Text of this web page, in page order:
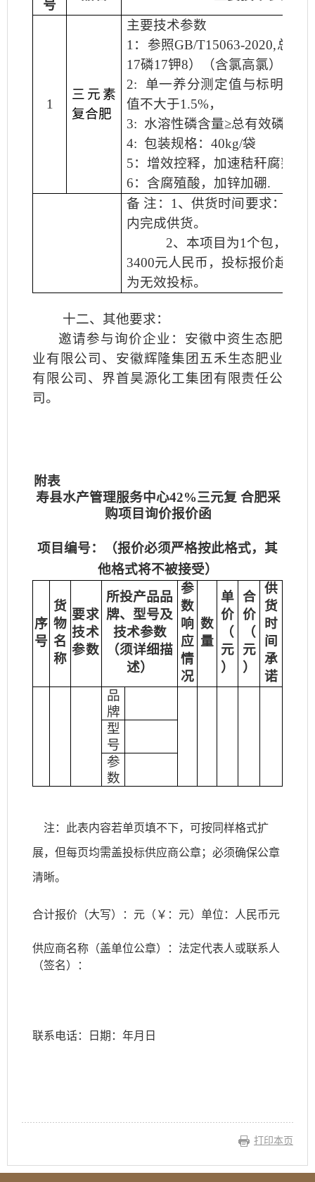
号
1
三元素
复合肥
主要技术参数
1 ：参照GB/T15063-2020,总养
17磷17钾8）（含氯高氯）
2: 单一养分测定值与标明值
值不大于1.5%，
3: 水溶性磷含量≥总有效磷含量
4: 包装规格：40kg/袋
5：增效控释，加速秸秆腐熟。
6：含腐殖酸，加锌加硼.
备 注： 1 、供货时间要求：合
内完成供货。
2、本项目为1个包，最
3400元人民币，投标报价超过
为无效投标。
十二、其他要求：
邀请参与询价企业：安徽中资生态肥
业有限公司、安徽辉隆集团五禾生态肥业
有限公司、界首昊源化工集团有限责任公
司。
附表
寿县水产管理服务中心42%三元复 合肥采
购项目询价报价函
项目编号：（报价必须严格按此格式，其
他格式将不被接受）
序
号
货
物
名
称
要求
技术
参数
所投产品品
牌、型号及
技术参数
（须详细描
述）
参
数
响
应
情
况
数
量
单
价
（
元
）
合
价
（
元
）
供
货
时
间
承
诺
品
牌
型
号
参
数
注：此表内容若单页填不下，可按同样格式扩
展，但每页均需盖投标供应商公章；必须确保公章
清晰。
合计报价（大写）：元（￥：元）单位：人民币元
供应商名称（盖单位公章）：法定代表人或联系人
（签名）：
联系电话：日期：年月日
打印本页